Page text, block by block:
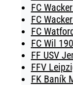
FC
FC
FC
FC Wil
FF USV
FFV
FK Baník